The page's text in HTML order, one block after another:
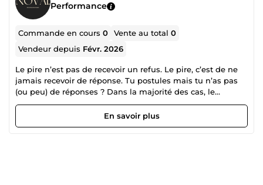
Performance
Commande en cours0 Vente au total0
Vendeur depuis Févr. 2026
Le pire n’est pas de recevoir un refus. Le pire, c’est de ne
jamais recevoir de réponse. Tu postules mais tu n’as pas
(ou peu) de réponses ? Dans la majorité des cas, le
problème vient du CV, pas de ton profil. Je propose un
service d’optimisation professionnelle de CV, clair, efficace
et orienté recruteurs. Ce que je fais concrètement : ✔
En savoir plus